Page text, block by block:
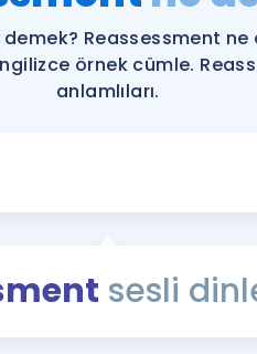
Reassessment
örnek cümle.
anlamlıları.
sesli